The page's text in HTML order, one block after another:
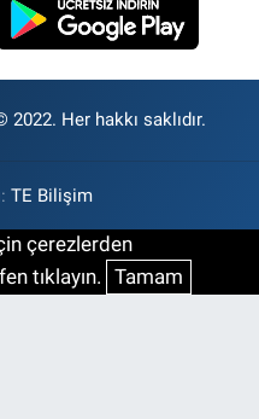
Her hakkı saklıdır.
TE Bilişim
çerezlerden
tıklayın. Tamam